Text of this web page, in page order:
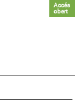
Accés
obert